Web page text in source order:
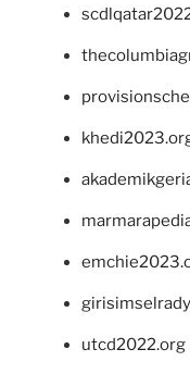
utcd2022.org